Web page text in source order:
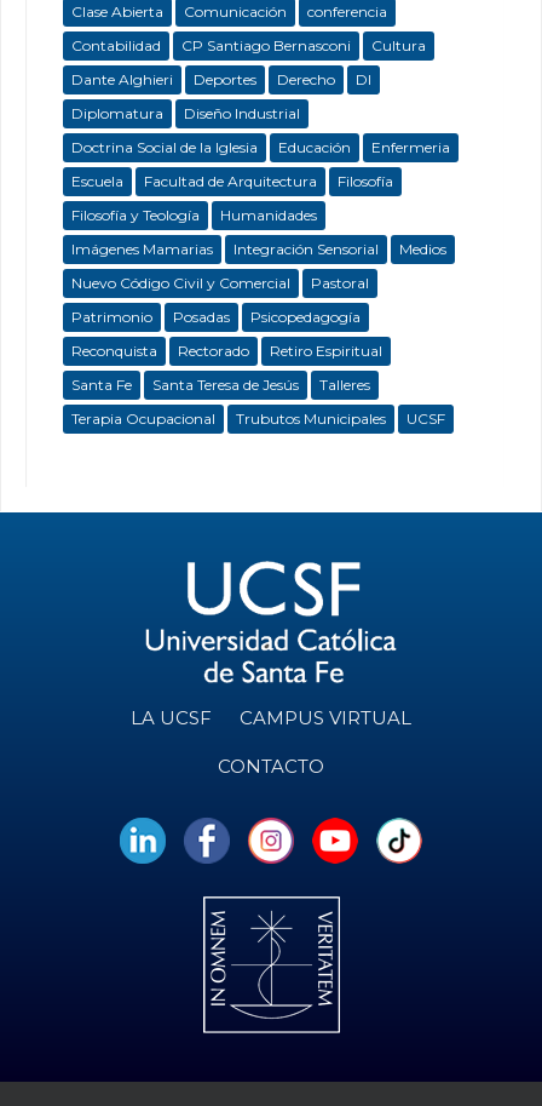
Clase Abierta
Comunicación
conferencia
Contabilidad
CP Santiago Bernasconi
Cultura
Dante Alghieri
Deportes Derecho
DI
Diplomatura
Diseño Industrial
Doctrina Social de la Iglesia
Educación
Enfermeria
Escuela
Facultad de Arquitectura
Filosofía
Filosofía y Teología
Humanidades
Imágenes Mamarias
Integración Sensorial
Medios
Nuevo Código Civil y Comercial
Pastoral
Patrimonio
Posadas
Psicopedagogía
Reconquista
Rectorado
Retiro Espiritual
Santa Fe
Santa Teresa de Jesús
Talleres
Terapia Ocupacional
Trubutos Municipales UCSF
LA UCSF CAMPUS VIRTUAL
CONTACTO